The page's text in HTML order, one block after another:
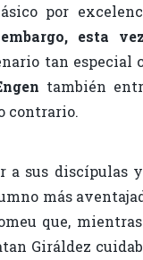
por
esta
tan especial
también
contrario.
a sus discípulas
más
que,
Giráldez